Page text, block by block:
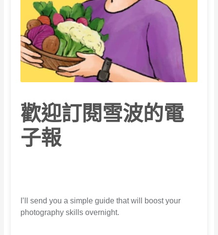
歡迎訂閱雪波的電
子報
I’ll send you a simple guide that will boost your
photography skills overnight.